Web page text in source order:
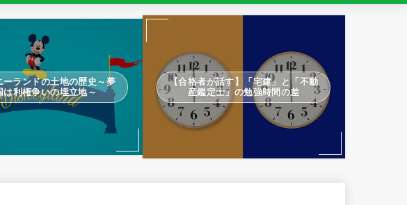
ーランドの土地の歴史～夢
は利権争いの埋立地～
【合格者が話す】「宅建」と「不動
産鑑定士」の勉強時間の差